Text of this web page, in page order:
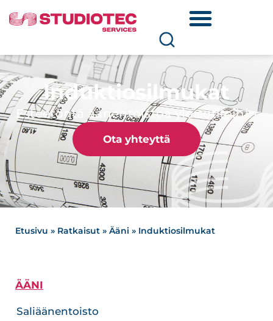
Induktiosilmukat
Esteetöntä äänentoistoa yleisötiloihin
Ota yhteyttä
Etusivu » Ratkaisut » Ääni » Induktiosilmukat
ÄÄNI
Saliäänentoisto